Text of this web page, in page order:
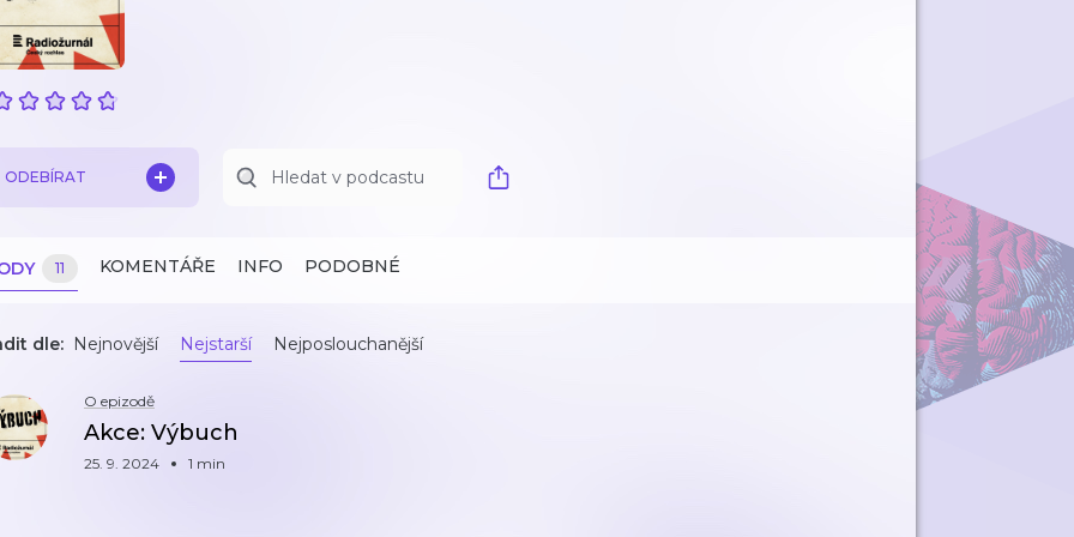
ODEBÍRAT
11 KOMENTÁŘE INFO PODOBNÉ
dle: Nejnovější Nejstarší Nejposlouchanější
O epizodě
Akce: Výbuch
25. 9. 2024 1 min